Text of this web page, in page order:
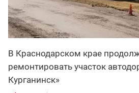
В Краснодарском крае
ремонтировать участок
Курганинск»